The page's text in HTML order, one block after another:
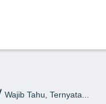
Wajib Tahu, Ternyata...